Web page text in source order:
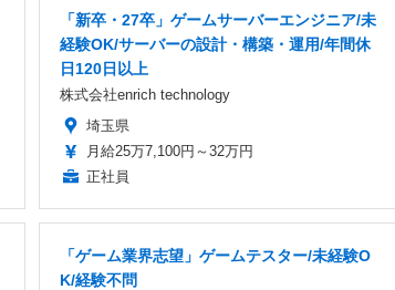
「新卒・27卒」ゲームサーバーエンジニア/未
経験OK/サーバーの設計・構築・運用/年間休
日120日以上
株式会社enrich technology
埼玉県
月給25万7,100円～32万円
正社員
「ゲーム業界志望」ゲームテスター/未経験O
K/経験不問